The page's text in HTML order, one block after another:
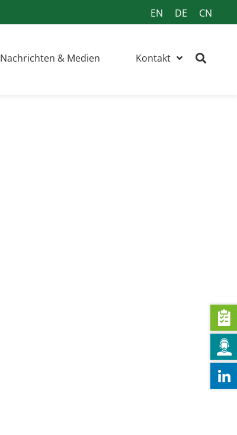
EN DE CN
Nachrichten & Medien Kontakt